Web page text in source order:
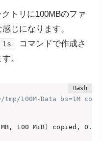
トリに100MBのファ
じになります。
ls
コマンドで作成さ
。
100M-Data bs=1M
100 MiB) copied,